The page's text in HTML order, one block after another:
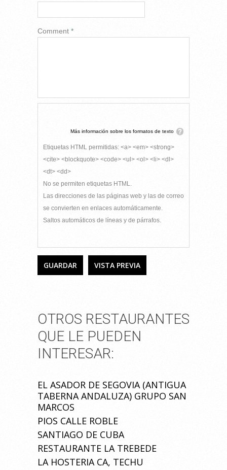
Comment *
Más información sobre los formatos de texto
Etiquetas HTML permitidas: <a> <em> <strong>
<cite> <blockquote> <code> <ul> <ol> <li> <dl>
<dt> <dd>
No se permiten etiquetas HTML.
Las direcciones de las páginas web y las de correo
se convierten en enlaces automáticamente.
Saltos automáticos de líneas y de párrafos.
OTROS RESTAURANTES
QUE LE PUEDEN
INTERESAR:
EL ASADOR DE SEGOVIA (ANTIGUA
TABERNA ANDALUZA) GRUPO SAN
MARCOS
PIOS CALLE ROBLE
SANTIAGO DE CUBA
RESTAURANTE LA TREBEDE
LA HOSTERIA CA, TECHU